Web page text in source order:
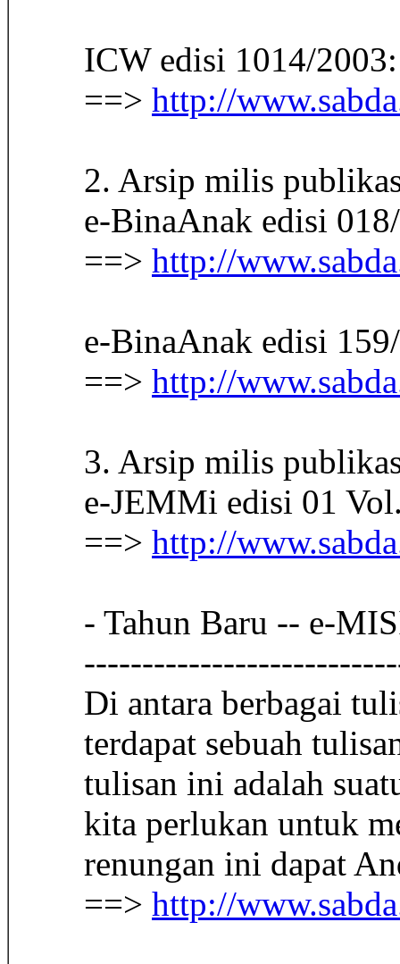
ICW edisi 1014/
==> http://
2. Arsip milis
e-BinaAnak edisi
==> http://
e-BinaAnak edisi
==> http://
3. Arsip milis
e-JEMMi edisi 01
==> http://
- Tahun Baru -- e-
Di antara berbagai
terdapat sebuah
tulisan ini adalah
kita perlukan untuk
renungan ini dapat
==> http://